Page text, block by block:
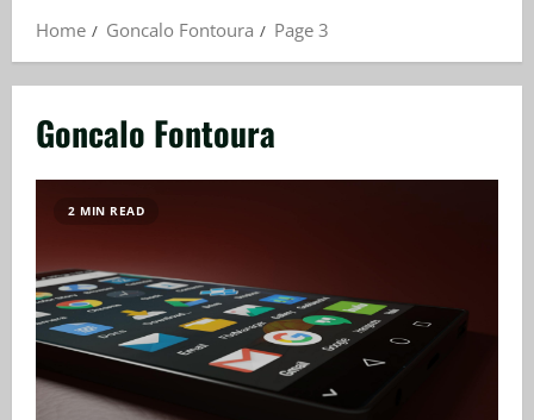
Home Goncalo Fontoura Page 3
Goncalo Fontoura
2 MIN READ